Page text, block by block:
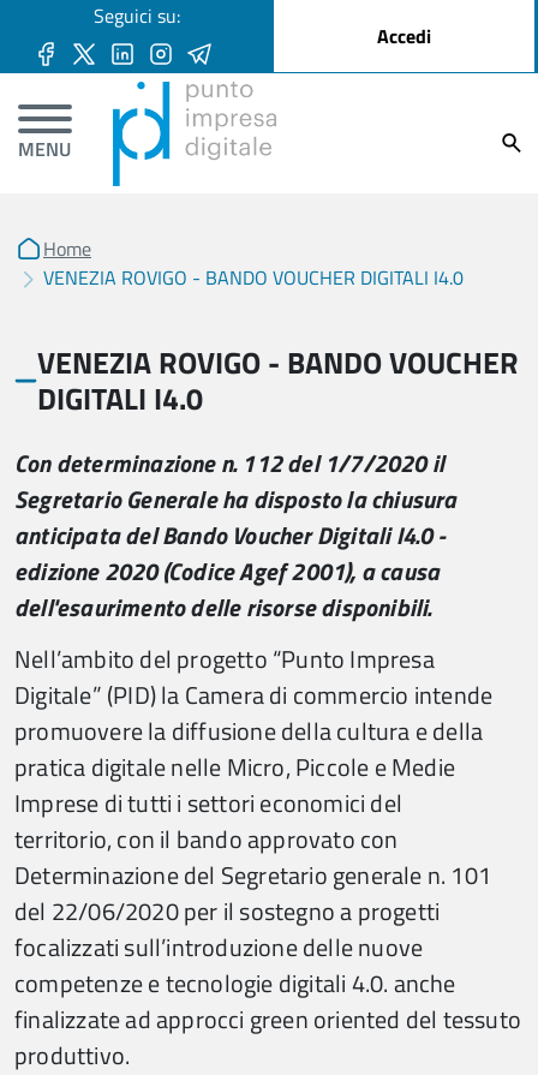
Seguici su: User account menu
Accedi
MENU
Home
VENEZIA ROVIGO - BANDO VOUCHER DIGITALI I4.0
VENEZIA ROVIGO - BANDO VOUCHER
DIGITALI I4.0
Con determinazione n. 112 del 1/7/2020 il
Segretario Generale ha disposto la chiusura
anticipata del Bando Voucher Digitali I4.0 -
edizione 2020 (Codice Agef 2001), a causa
dell'esaurimento delle risorse disponibili.
Nell’ambito del progetto “Punto Impresa
Digitale” (PID) la Camera di commercio intende
promuovere la diffusione della cultura e della
pratica digitale nelle Micro, Piccole e Medie
Imprese di tutti i settori economici del
territorio, con il bando approvato con
Determinazione del Segretario generale n. 101
del 22/06/2020 per il sostegno a progetti
focalizzati sull’introduzione delle nuove
competenze e tecnologie digitali 4.0. anche
finalizzate ad approcci green oriented del tessuto
produttivo.